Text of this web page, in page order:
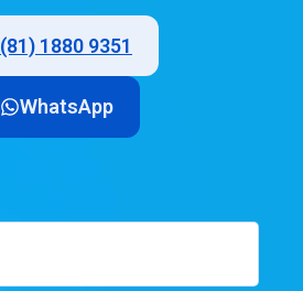
(81) 1880 9351
WhatsApp